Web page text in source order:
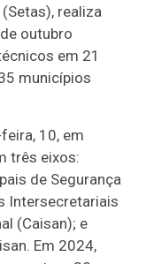
realiza
outubro
em 21
municípios
10, em
três eixos:
de Segurança
Intersecretariais
(Caisan); e
Em 2024,